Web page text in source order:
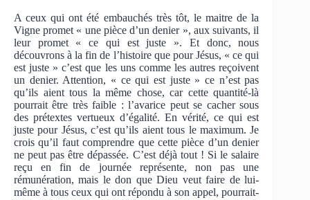
A ceux qui ont été embauchés très tôt, le maitre de la
Vigne promet « une pièce d’un denier », aux suivants, il
leur promet « ce qui est juste ». Et donc, nous
découvrons à la fin de l’histoire que pour Jésus, « ce qui
est juste » c’est que les uns comme les autres reçoivent
un denier. Attention, « ce qui est juste » ce n’est pas
qu’ils aient tous la même chose, car cette quantité-là
pourrait être très faible : l’avarice peut se cacher sous
des prétextes vertueux d’égalité. En vérité, ce qui est
juste pour Jésus, c’est qu’ils aient tous le maximum. Je
crois qu’il faut comprendre que cette pièce d’un denier
ne peut pas être dépassée. C’est déjà tout ! Si le salaire
reçu en fin de journée représente, non pas une
rémunération, mais le don que Dieu veut faire de lui-
même à tous ceux qui ont répondu à son appel, pourrait-